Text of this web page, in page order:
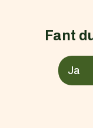
Fant
Ja